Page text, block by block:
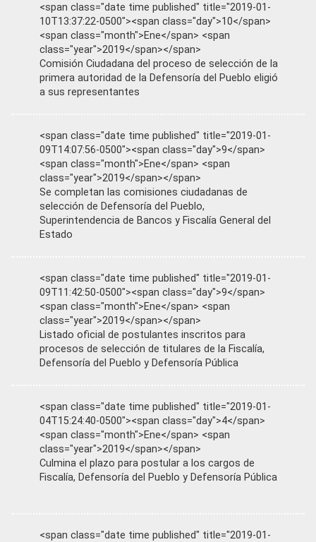
<span class="date time published" title="2019-01-
10T13:37:22-0500"><span class="day">10</span>
<span class="month">Ene</span> <span
class="year">2019</span></span>
Comisión Ciudadana del proceso de selección de la
primera autoridad de la Defensoría del Pueblo eligió
a sus representantes
<span class="date time published" title="2019-01-
09T14:07:56-0500"><span class="day">9</span>
<span class="month">Ene</span> <span
class="year">2019</span></span>
Se completan las comisiones ciudadanas de
selección de Defensoría del Pueblo,
Superintendencia de Bancos y Fiscalía General del
Estado
<span class="date time published" title="2019-01-
09T11:42:50-0500"><span class="day">9</span>
<span class="month">Ene</span> <span
class="year">2019</span></span>
Listado oficial de postulantes inscritos para
procesos de selección de titulares de la Fiscalía,
Defensoría del Pueblo y Defensoría Pública
<span class="date time published" title="2019-01-
04T15:24:40-0500"><span class="day">4</span>
<span class="month">Ene</span> <span
class="year">2019</span></span>
Culmina el plazo para postular a los cargos de
Fiscalía, Defensoría del Pueblo y Defensoría Pública
<span class="date time published" title="2019-01-